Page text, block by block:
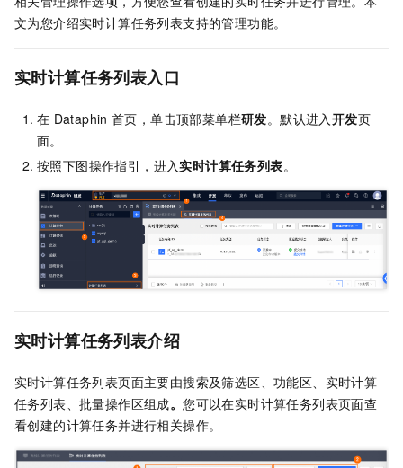
文为您介绍实时计算任务列表支持的管理功能。
实时计算任务列表入口
在 Dataphin 首页，单击顶部菜单栏研发。默认进入开发页
面。
按照下图操作指引，进入实时计算任务列表。
实时计算任务列表介绍
实时计算任务列表页面主要由搜索及筛选区、功能区、实时计算
任务列表、批量操作区组成。您可以在实时计算任务列表页面查
看创建的计算任务并进行相关操作。